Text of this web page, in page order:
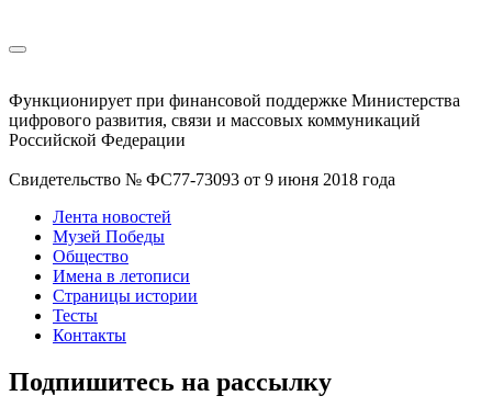
Функционирует при финансовой поддержке Министерства
цифрового развития, связи и массовых коммуникаций
Российской Федерации
Свидетельство № ФС77-73093 от 9 июня 2018 года
Лента новостей
Музей Победы
Общество
Имена в летописи
Страницы истории
Тесты
Контакты
Подпишитесь на рассылку